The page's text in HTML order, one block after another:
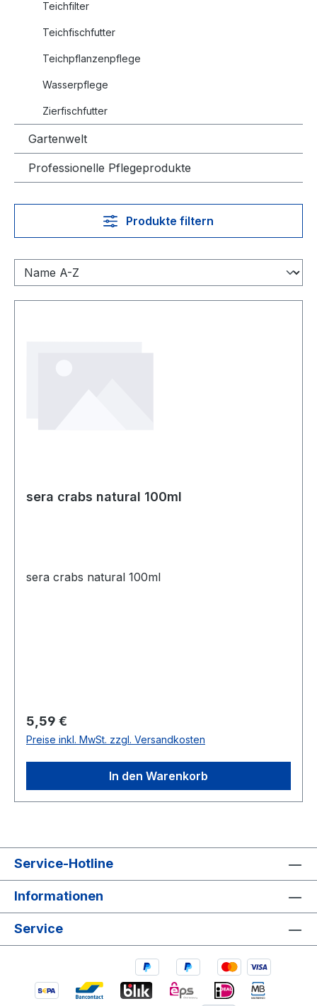
Teichfilter
Teichfischfutter
Teichpflanzenpflege
Wasserpflege
Zierfischfutter
Gartenwelt
Professionelle Pflegeprodukte
Produkte filtern
sera crabs natural 100ml
sera crabs natural 100ml
Regulärer Preis:
5,59 €
Preise inkl. MwSt. zzgl. Versandkosten
In den Warenkorb
Service-Hotline
Informationen
Service